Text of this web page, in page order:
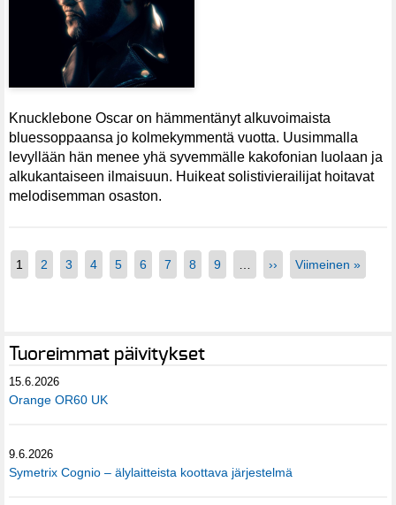
Knucklebone Oscar on hämmentänyt alkuvoimaista
bluessoppaansa jo kolmekymmentä vuotta. Uusimmalla
levyllään hän menee yhä syvemmälle kakofonian luolaan ja
alkukantaiseen ilmaisuun. Huikeat solistivierailijat hoitavat
melodisemman osaston.
1 2 3 4 5 6 7 8 9 ›› Viimeinen »
Tuoreimmat päivitykset
15.6.2026
Orange OR60 UK
9.6.2026
Symetrix Cognio – älylaitteista koottava järjestelmä